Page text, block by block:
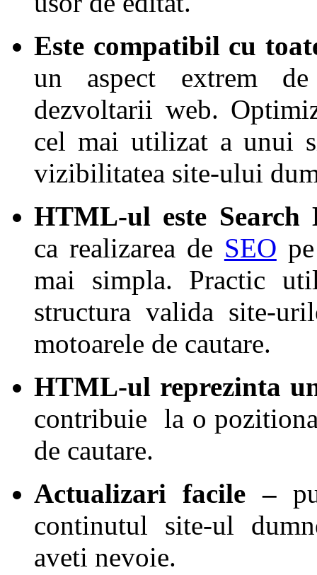
Este compatibil cu
un aspect extrem
dezvoltarii web.
cel mai utilizat a unui
vizibilitatea site-ului
HTML-ul este
ca realizarea de SEO
mai simpla. Practic
structura valida site-
motoarele de cautare.
HTML-ul reprezinta
contribuie la o
de cautare.
Actualizari facile –
continutul site-ul
aveti nevoie.